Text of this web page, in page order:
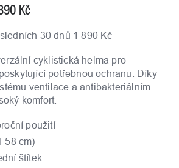
Kč
30 dnů 1 890 Kč
cyklistická helma pro
potřebnou ochranu. Díky
ventilace a antibakteriálním
komfort.
použití
58 cm)
štítek